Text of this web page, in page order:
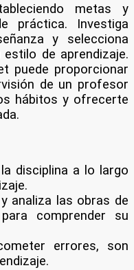
metas y
práctica. Investiga
y selecciona
de aprendizaje.
puede proporcionar
de un profesor
hábitos y ofrecerte
disciplina a lo largo
analiza las obras de
comprender su
errores, son